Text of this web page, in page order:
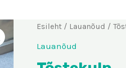
Esileht/ Lauanõud /
Lauanõud